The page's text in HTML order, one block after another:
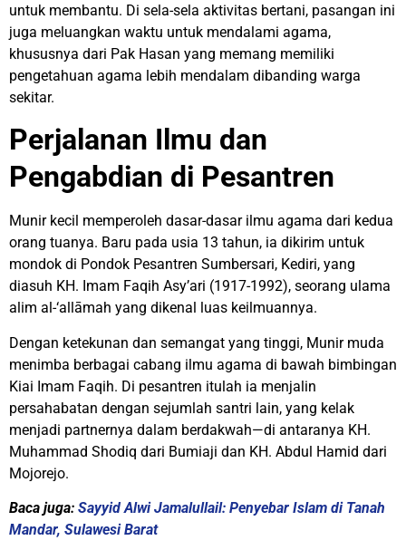
untuk membantu. Di sela-sela aktivitas bertani, pasangan ini
juga meluangkan waktu untuk mendalami agama,
khususnya dari Pak Hasan yang memang memiliki
pengetahuan agama lebih mendalam dibanding warga
sekitar.
Perjalanan Ilmu dan
Pengabdian di Pesantren
Munir kecil memperoleh dasar-dasar ilmu agama dari kedua
orang tuanya. Baru pada usia 13 tahun, ia dikirim untuk
mondok di Pondok Pesantren Sumbersari, Kediri, yang
diasuh KH. Imam Faqih Asy’ari (1917-1992), seorang ulama
alim al-‘allāmah yang dikenal luas keilmuannya.
Dengan ketekunan dan semangat yang tinggi, Munir muda
menimba berbagai cabang ilmu agama di bawah bimbingan
Kiai Imam Faqih. Di pesantren itulah ia menjalin
persahabatan dengan sejumlah santri lain, yang kelak
menjadi partnernya dalam berdakwah—di antaranya KH.
Muhammad Shodiq dari Bumiaji dan KH. Abdul Hamid dari
Mojorejo.
Baca juga: Sayyid Alwi Jamalullail: Penyebar Islam di Tanah
Mandar, Sulawesi Barat